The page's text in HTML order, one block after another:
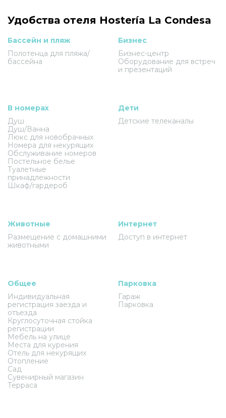
Удобства отеля Hostería La Condesa
Бассейн и пляж
Полотенца для пляжа/
бассейна
Бизнес
Бизнес-центр
Оборудование для встреч
и презентаций
В номерах
Душ
Душ/Ванна
Люкс для новобрачных
Номера для некурящих
Обслуживание номеров
Постельное белье
Туалетные
принадлежности
Шкаф/гардероб
Дети
Детские телеканалы
Животные
Размещение с домашними
животными
Интернет
Доступ в интернет
Общее
Индивидуальная
регистрация заезда и
отъезда
Круглосуточная стойка
регистрации
Мебель на улице
Места для курения
Отель для некурящих
Отопление
Сад
Сувенирный магазин
Терраса
Парковка
Гараж
Парковка